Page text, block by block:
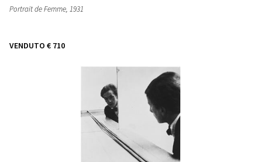
Portrait de Femme, 1931
VENDUTO € 710